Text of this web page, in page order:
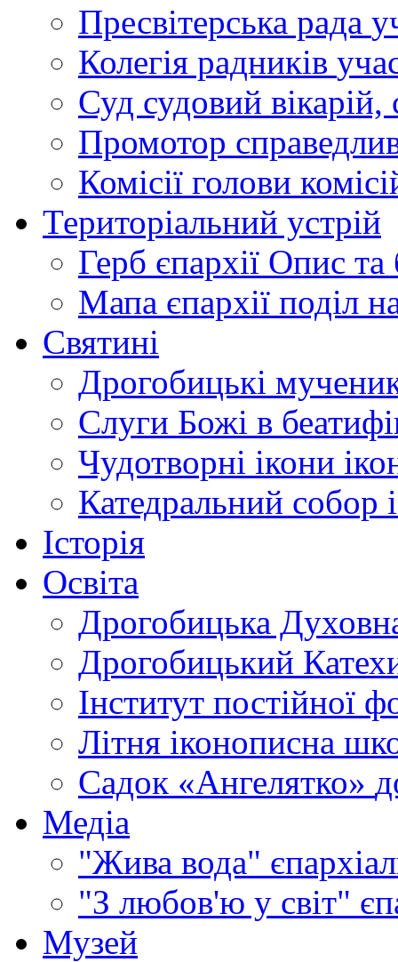
Пресвітерська рада
Колегія радників
Суд судовий вікарій,
Промотор
Комісії голови
Територіальний устрій
Герб єпархії Опис та
Мапа єпархії поділ
Святині
Дрогобицькі
Слуги Божі в
Чудотворні ікони
Катедральний собор
Історія
Освіта
Дрогобицька
Дрогобицький
Інститут постійної
Літня іконописна
Садок «Ангелятко»
Медіа
"Жива вода"
"З любов'ю у світ"
Музей